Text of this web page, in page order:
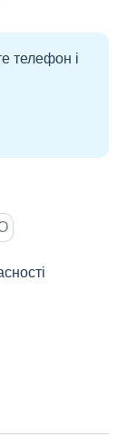
телефон і